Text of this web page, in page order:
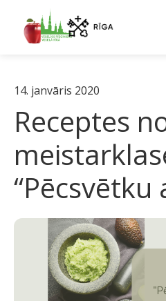
14. janvāris 2020
Receptes
“Pēcsvētku